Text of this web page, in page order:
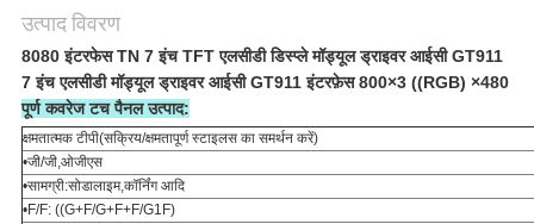
उत्पाद विवरण
8080 इंटरफेस TN 7 इंच TFT एलसीडी डिस्प्ले मॉड्यूल ड्राइवर आईसी GT911
7 इंच एलसीडी मॉड्यूल ड्राइवर आईसी GT911 इंटरफ़ेस 800×3 ((RGB) ×480
पूर्ण कवरेज टच पैनल उत्पाद:
क्षमतात्मक टीपी(सक्रिय/क्षमतापूर्ण स्टाइलस का समर्थन करें)
•जी/जी,ओजीएस
•सामग्री:सोडालाइम,कॉर्निंग आदि
•F/F: ((G+F/G+F+F/G1F)